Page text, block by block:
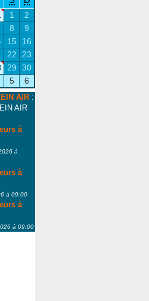
1
2
8
9
15
16
22
23
29
30
5 6
AIR :
AIR
à
à
à
à 09:00
à
à 09:00